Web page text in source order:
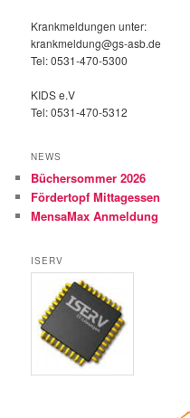
Krankmeldungen unter:
krankmeldung@gs-asb.de
Tel: 0531-470-5300
KIDS e.V
Tel: 0531-470-5312
NEWS
Büchersommer 2026
Fördertopf Mittagessen
MensaMax Anmeldung
ISERV